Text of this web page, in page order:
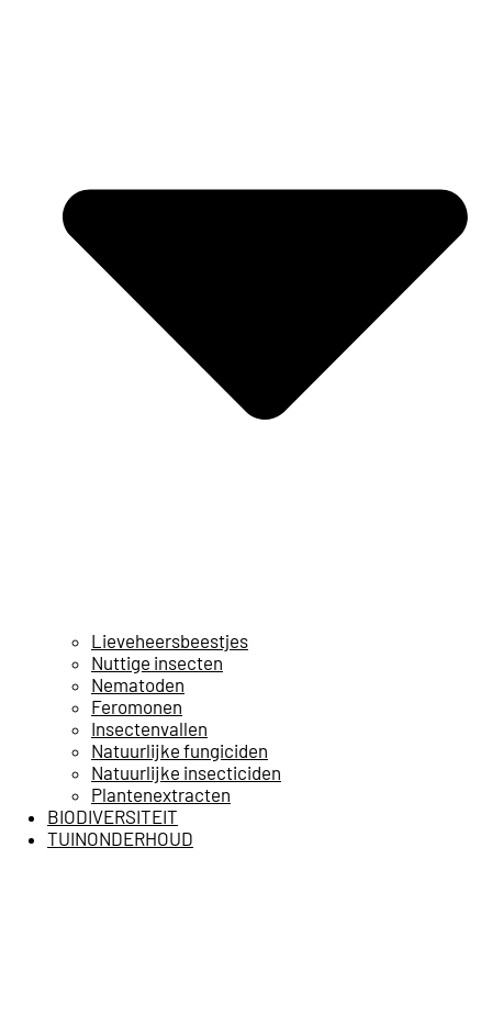
Lieveheersbeestjes
Nuttige insecten
Nematoden
Feromonen
Insectenvallen
Natuurlijke fungiciden
Natuurlijke insecticiden
Plantenextracten
BIODIVERSITEIT
TUINONDERHOUD